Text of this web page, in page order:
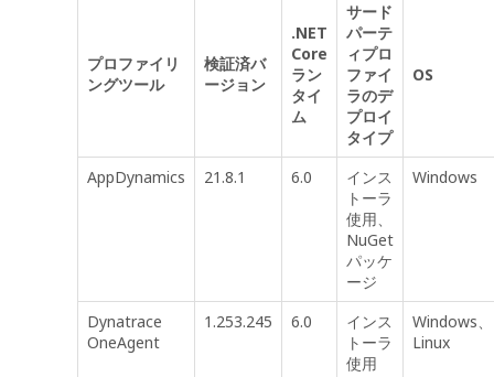
プロファイリ
ングツール
検証済バ
ージョン
.NET
Core
ラン
タイ
ム
サード
パーテ
ィプロ
ファイ
ラのデ
プロイ
タイプ
OS
AppDynamics 21.8.1 6.0
インス
トーラ
使用、
NuGet
パッケ
ージ
Windows
Dynatrace
OneAgent
1.253.245 6.0
インス
トーラ
使用
Windows、
Linux